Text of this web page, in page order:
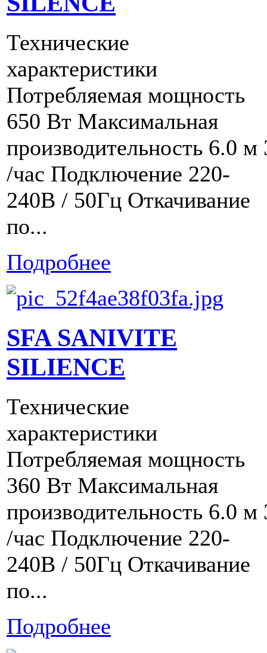
Технические
характеристики
Потребляемая мощность
650 Вт Максимальная
производительность 6.0 м
/час Подключение 220-
240В / 50Гц Откачивание
по...
Подробнее
SFA SANIVITE
SILIENCE
Технические
характеристики
Потребляемая мощность
360 Вт Максимальная
производительность 6.0 м
/час Подключение 220-
240В / 50Гц Откачивание
по...
Подробнее